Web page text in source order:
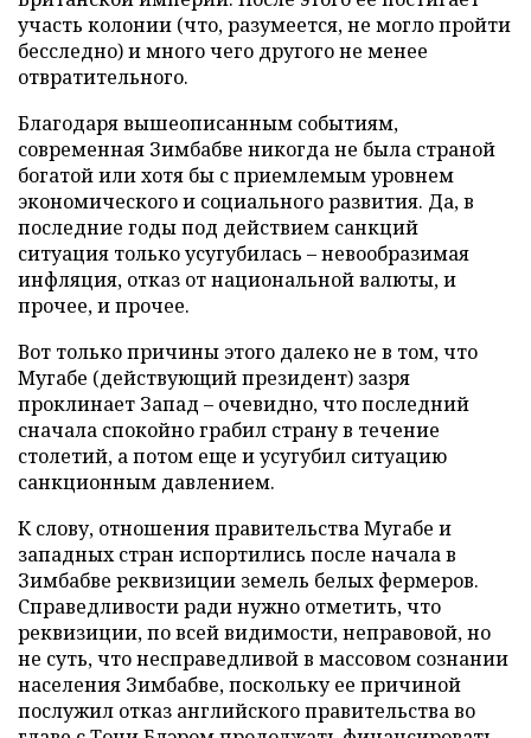
участь колонии (что, разумеется, не могло пройти
бесследно) и много чего другого не менее
отвратительного.
Благодаря вышеописанным событиям,
современная Зимбабве никогда не была страной
богатой или хотя бы с приемлемым уровнем
экономического и социального развития. Да, в
последние годы под действием санкций
ситуация только усугубилась – невообразимая
инфляция, отказ от национальной валюты, и
прочее, и прочее.
Вот только причины этого далеко не в том, что
Мугабе (действующий президент) зазря
проклинает Запад – очевидно, что последний
сначала спокойно грабил страну в течение
столетий, а потом еще и усугубил ситуацию
санкционным давлением.
К слову, отношения правительства Мугабе и
западных стран испортились после начала в
Зимбабве реквизиции земель белых фермеров.
Справедливости ради нужно отметить, что
реквизиции, по всей видимости, неправовой, но
не суть, что несправедливой в массовом сознании
населения Зимбабве, поскольку ее причиной
послужил отказ английского правительства во